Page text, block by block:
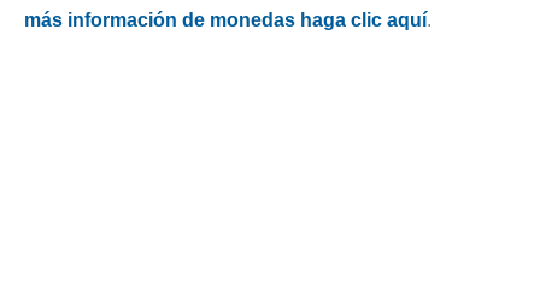
más información de monedas haga clic aquí.